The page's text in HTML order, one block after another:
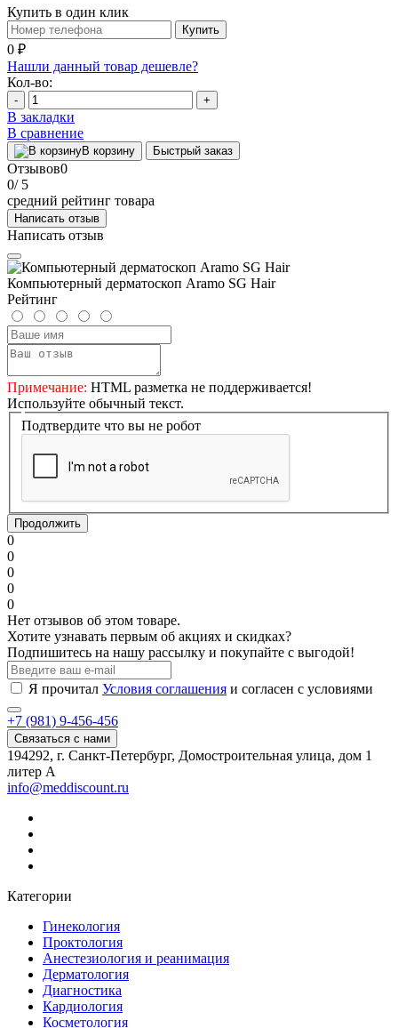
Купить в один клик
Купить
0 ₽
Нашли данный товар дешевле?
Кол-во:
- +
В закладки
В сравнение
В корзину Быстрый заказ
Отзывов0
0/ 5
средний рейтинг товара
Написать отзыв
Написать отзыв
Компьютерный дерматоскоп Aramo SG Hair
Рейтинг
Примечание: HTML разметка не поддерживается!
Используйте обычный текст.
Подтвердите что вы не робот
Продолжить
0
0
0
0
0
Нет отзывов об этом товаре.
Хотите узнавать первым об акциях и скидках?
Подпишитесь на нашу рассылку и покупайте с выгодой!
Я прочитал Условия соглашения и согласен с условиями
+7 (981) 9-456-456
Связаться с нами
194292, г. Санкт-Петербург, Домостроительная улица, дом 1
литер А
info@meddiscount.ru
Категории
Гинекология
Проктология
Анестезиология и реанимация
Дерматология
Диагностика
Кардиология
Косметология